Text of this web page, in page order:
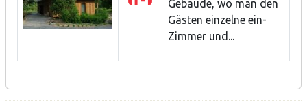
Gebäude, wo man den
Gästen einzelne ein-
Zimmer und...